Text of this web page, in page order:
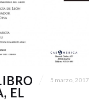
EL
5 marzo, 2017